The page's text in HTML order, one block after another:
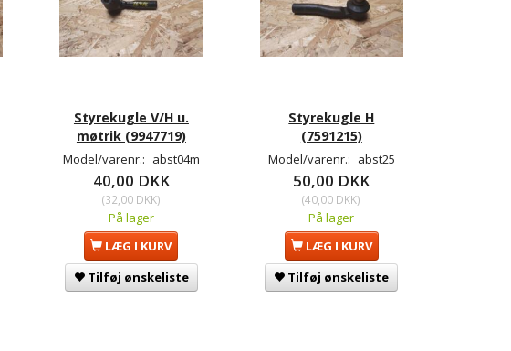
Styrekugle V/H u.
møtrik (9947719)
Model/varenr.: abst04m
40,00 DKK
(32,00 DKK)
På lager
LÆG I KURV
Tilføj ønskeliste
Styrekugle H
(7591215)
Model/varenr.: abst25
50,00 DKK
(40,00 DKK)
På lager
LÆG I KURV
Tilføj ønskeliste